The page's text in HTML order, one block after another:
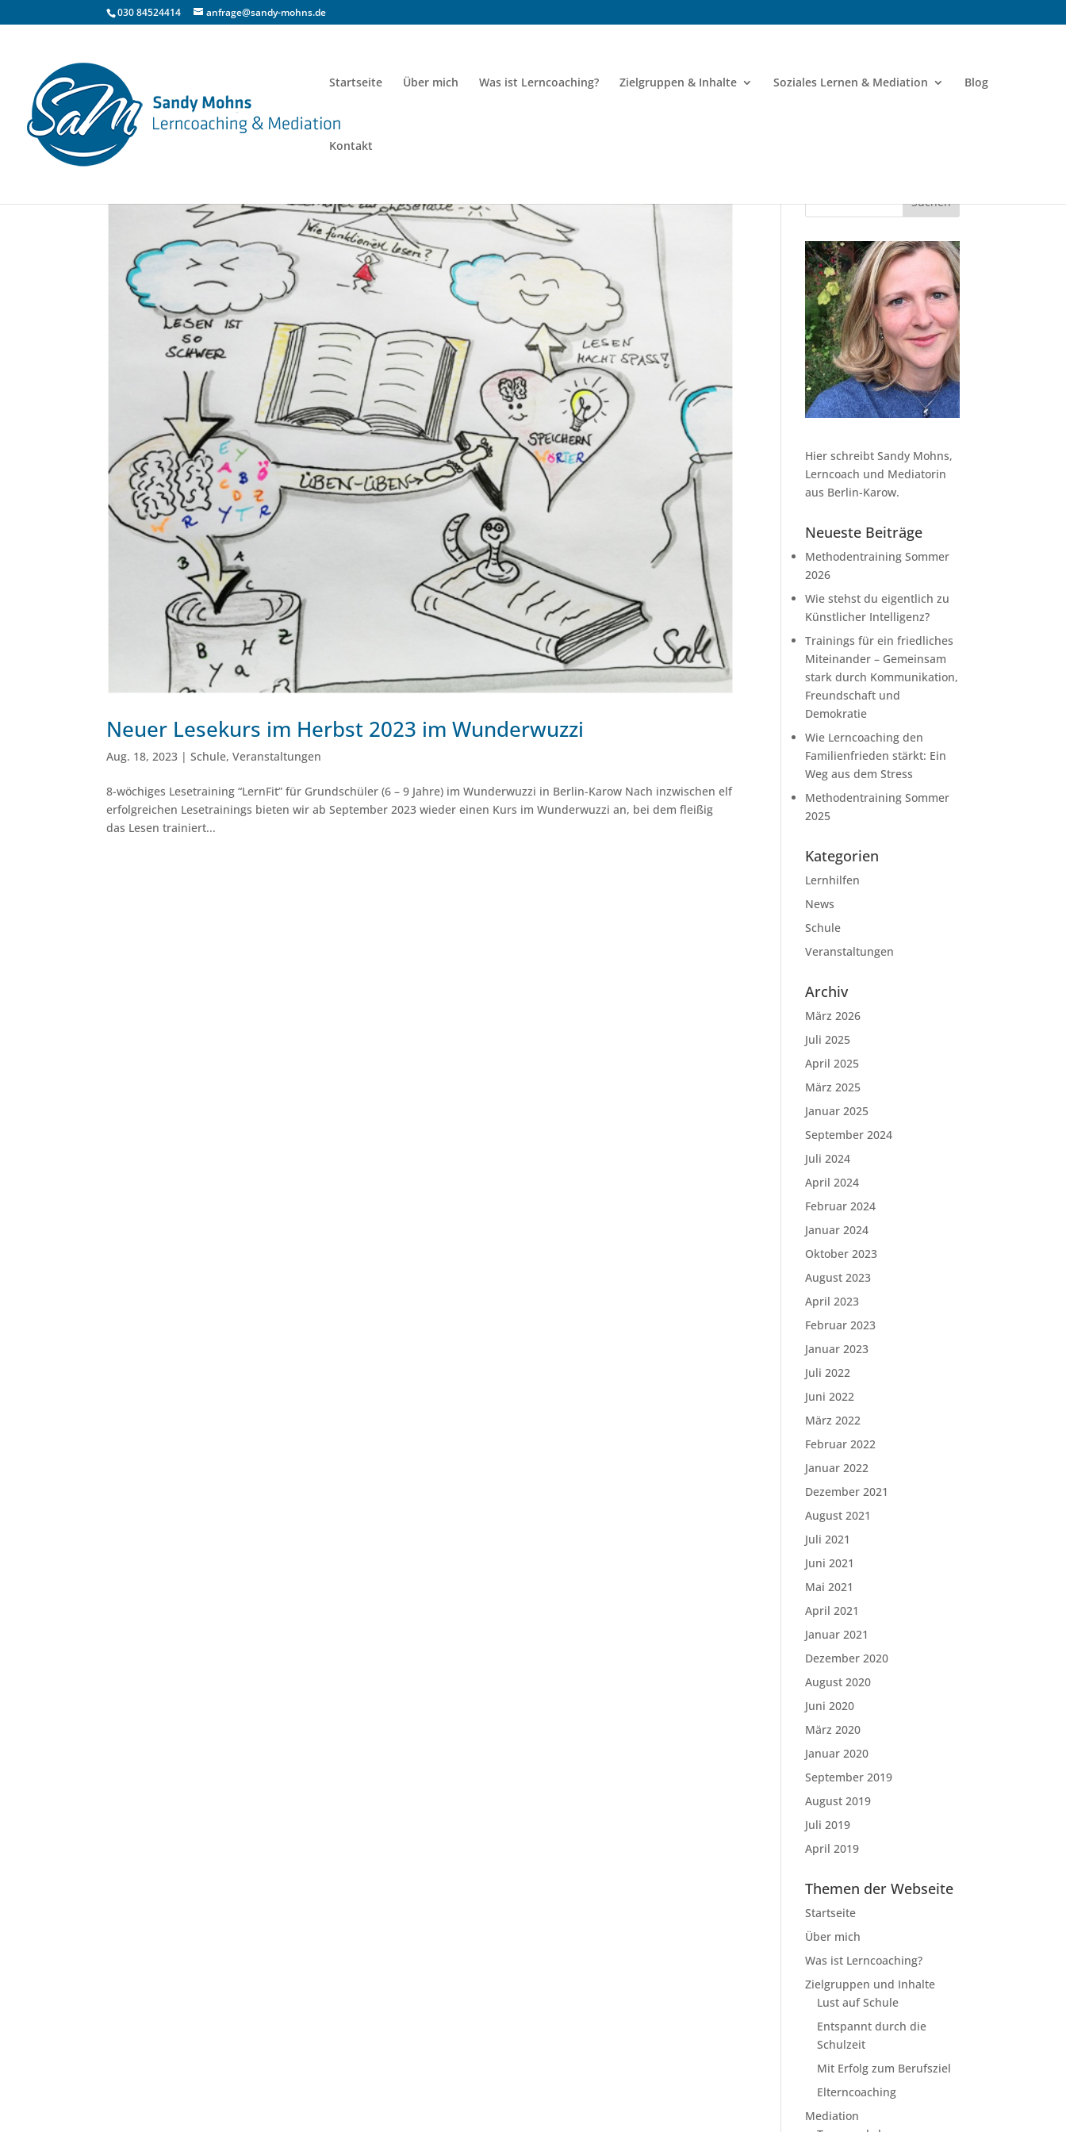
030 84524414 anfrage@sandy-mohns.de
Startseite Über mich Was ist Lerncoaching? Zielgruppen & Inhalte Soziales Lernen & Mediation Blog
Kontakt
Neuer Lesekurs im Herbst 2023 im Wunderwuzzi
Aug. 18, 2023 |Schule,Veranstaltungen
8-wöchiges Lesetraining “LernFit” für Grundschüler (6 – 9 Jahre) im Wunderwuzzi in Berlin-Karow Nach inzwischen elf
erfolgreichen Lesetrainings bieten wir ab September 2023 wieder einen Kurs im Wunderwuzzi an, bei dem fleißig
das Lesen trainiert...
Hier schreibt Sandy Mohns,
Lerncoach und Mediatorin
aus Berlin-Karow.
Neueste Beiträge
Methodentraining Sommer
2026
Wie stehst du eigentlich zu
Künstlicher Intelligenz?
Trainings für ein friedliches
Miteinander – Gemeinsam
stark durch Kommunikation,
Freundschaft und
Demokratie
Wie Lerncoaching den
Familienfrieden stärkt: Ein
Weg aus dem Stress
Methodentraining Sommer
2025
Kategorien
Lernhilfen
News
Schule
Veranstaltungen
Archiv
März 2026
Juli 2025
April 2025
März 2025
Januar 2025
September 2024
Juli 2024
April 2024
Februar 2024
Januar 2024
Oktober 2023
August 2023
April 2023
Februar 2023
Januar 2023
Juli 2022
Juni 2022
März 2022
Februar 2022
Januar 2022
Dezember 2021
August 2021
Juli 2021
Juni 2021
Mai 2021
April 2021
Januar 2021
Dezember 2020
August 2020
Juni 2020
März 2020
Januar 2020
September 2019
August 2019
Juli 2019
April 2019
Themen der Webseite
Startseite
Über mich
Was ist Lerncoaching?
Zielgruppen und Inhalte
Lust auf Schule
Entspannt durch die
Schulzeit
Mit Erfolg zum Berufsziel
Elterncoaching
Mediation